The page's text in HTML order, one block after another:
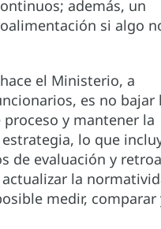
además, un
si algo
el Ministerio, a
es no bajar
y mantener la
lo que
de evaluación y
actualizar la
medir,